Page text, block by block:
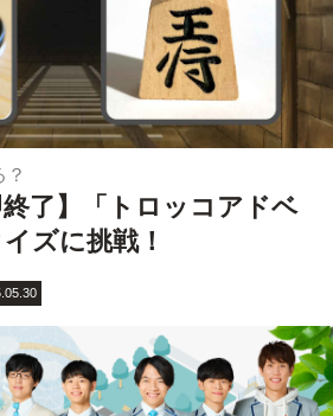
終了】「トロッコアドベ
ズに挑戦！